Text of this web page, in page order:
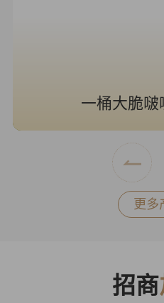
一桶大脆啵
更多
招商